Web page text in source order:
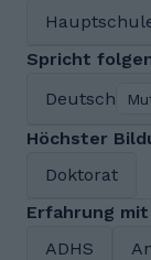
Spricht
Deutsch
Höchster
Doktorat
Erfahrung
ADHS